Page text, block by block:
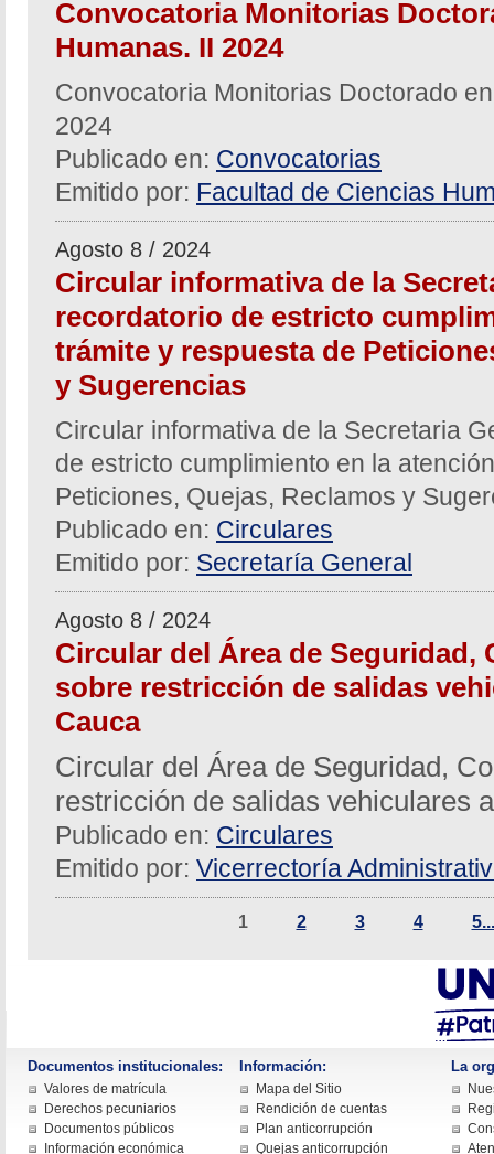
Convocatoria Monitorias
Humanas. II 2024
Convocatoria Monitorias Doctorado
2024
Publicado en: Convocatorias
Emitido por: Facultad de Ciencias
Agosto 8 / 2024
Circular informativa de la
recordatorio de estricto
trámite y respuesta de
y Sugerencias
Circular informativa de la Secretaria
de estricto cumplimiento en la
Peticiones, Quejas, Reclamos y
Publicado en: Circulares
Emitido por: Secretaría General
Agosto 8 / 2024
Circular del Área de Seguridad,
sobre restricción de salidas
Cauca
Circular del Área de Seguridad,
restricción de salidas vehiculares
Publicado en: Circulares
Emitido por: Vicerrectoría
1 2 3 4 5...
Documentos institucionales:
Valores de matrícula
Derechos pecuniarios
Documentos públicos
Información económica
Información:
Mapa del Sitio
Rendición de cuentas
Plan anticorrupción
Quejas anticorrupción
La